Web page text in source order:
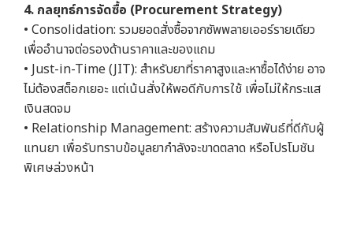
4. กลยุทธ์การจัดซื้อ (Procurement Strategy)
• Consolidation: รวมยอดสั่งซื้อจากซัพพลายเออร์รายเดียว
เพื่ออำนาจต่อรองด้านราคาและของแถม
• Just-in-Time (JIT): สำหรับยาที่ราคาสูงและหาซื้อได้ง่าย อาจ
ไม่ต้องสต็อกเยอะ แต่เน้นสั่งให้พอดีกับการใช้ เพื่อไม่ให้กระแส
เงินสดจม
• Relationship Management: สร้างความสัมพันธ์ที่ดีกับผู้
แทนยา เพื่อรับทราบข้อมูลยากำลังจะขาดตลาด หรือโปรโมชัน
พิเศษล่วงหน้า